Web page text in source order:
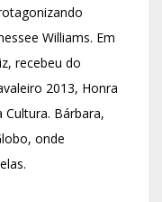
Williams. Em
recebeu do
2013, Honra
Bárbara,
onde